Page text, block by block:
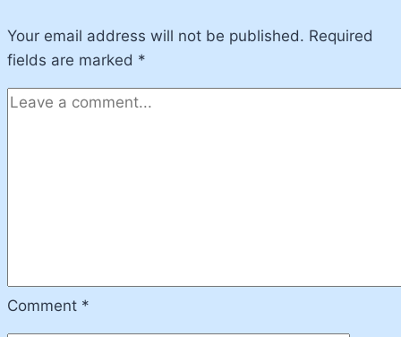
2024
Different
Beach
Clubs
Your email address will not be published. Required
fields are marked *
Comment *